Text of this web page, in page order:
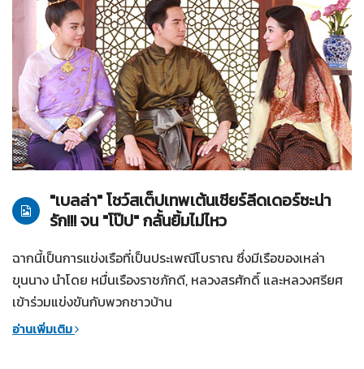
15-03-2561 บุพเพสันนิวาส
"เบลล่า" โชว์สเต็ปเทพเต้นเชียร์ลีดเดอร์ซะน่า
รัก!!! จน "โป๊ป" กลั้นยิ้มไม่ไหว
ฉากนี้เป็นการแข่งเรือที่เป็นประเพณีโบราณ ซึ่งมีเรือของเหล่า
ขุนนาง นำโดย หมื่นเรืองราชภักดี, หลวงสรศักดิ์ และหลวงศรียศ
เข้าร่วมแข่งขันกับพวกชาวบ้าน
อ่านเพิ่มเติม